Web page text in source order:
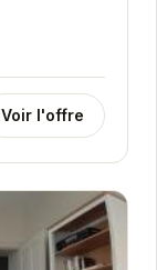
Voir l'offre